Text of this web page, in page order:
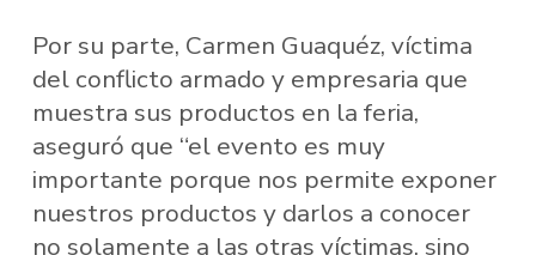
Por su parte, Carmen Guaquéz, víctima
del conflicto armado y empresaria que
muestra sus productos en la feria,
aseguró que “el evento es muy
importante porque nos permite exponer
nuestros productos y darlos a conocer
no solamente a las otras víctimas, sino